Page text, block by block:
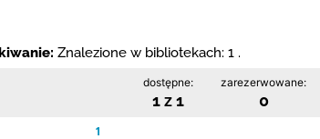
Znalezione w bibliotekach: 1 .
dostępne:
1 z 1
zarezerwowane:
0
1